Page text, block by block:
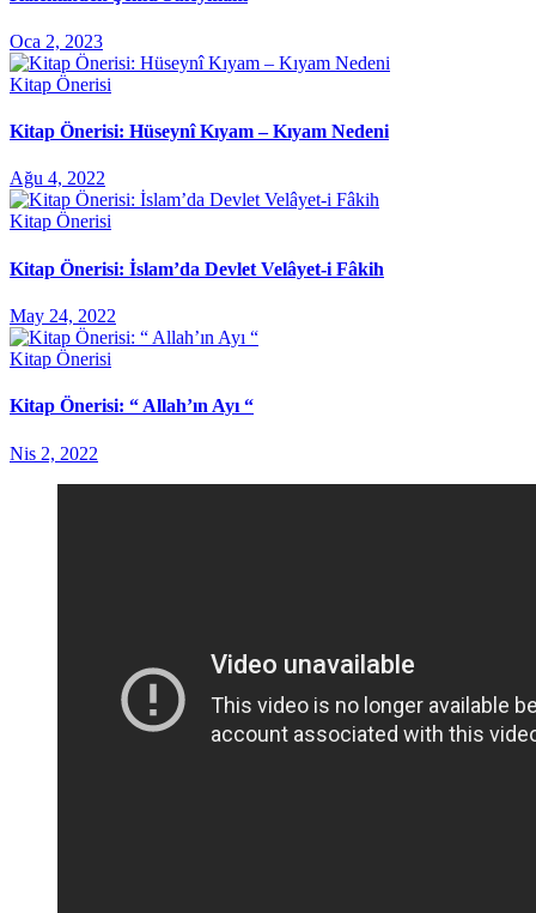
Oca 2, 2023
Kitap Önerisi
Kitap Önerisi: Hüseynî Kıyam – Kıyam Nedeni
Ağu 4, 2022
Kitap Önerisi
Kitap Önerisi: İslam’da Devlet Velâyet-i Fâkih
May 24, 2022
Kitap Önerisi
Kitap Önerisi: “ Allah’ın Ayı “
Nis 2, 2022